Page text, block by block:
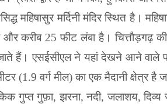
महिषासुर मर्दिनी मंदिर स्थित है।
और करीब25 फीट लंबा है।चित्तौड़गढ़
हैं। एसईसीएल ने यहां देखने आने वाले
(1.9 वर्ग मील) का एक मैदानी क्षेत्र है
गुप्त गुफ़ा,झरना,नदी,जलाशय,दिव्य